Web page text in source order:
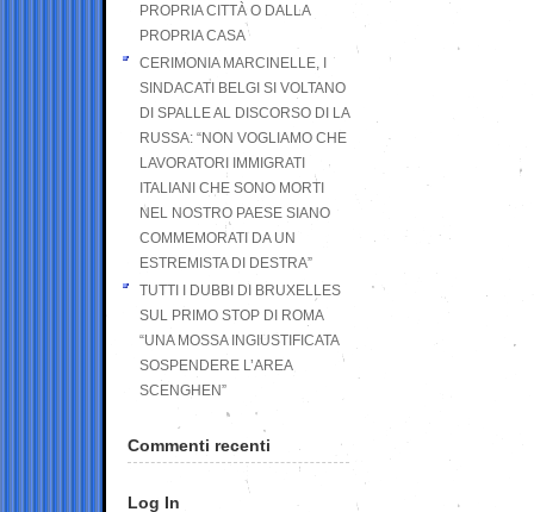
PROPRIA CITTÀ O DALLA
PROPRIA CASA
CERIMONIA MARCINELLE, I
SINDACATI BELGI SI VOLTANO
DI SPALLE AL DISCORSO DI LA
RUSSA: “NON VOGLIAMO CHE
LAVORATORI IMMIGRATI
ITALIANI CHE SONO MORTI
NEL NOSTRO PAESE SIANO
COMMEMORATI DA UN
ESTREMISTA DI DESTRA”
TUTTI I DUBBI DI BRUXELLES
SUL PRIMO STOP DI ROMA
“UNA MOSSA INGIUSTIFICATA
SOSPENDERE L’AREA
SCENGHEN”
Commenti recenti
Log In